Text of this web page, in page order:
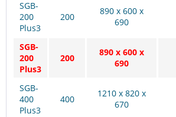
SGB-
200
Plus3
200
890 x 600 x
690
SGB-
200
Plus3
200
890 x 600 x
690
SGB-
400
Plus3
400
1210 x 820 x
670